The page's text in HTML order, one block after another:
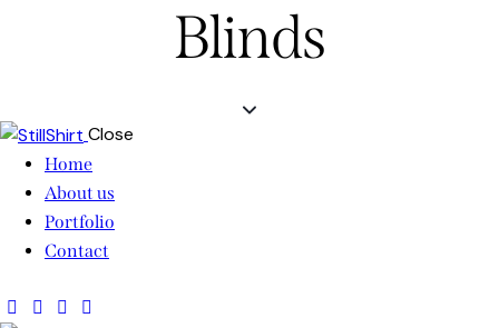
Blinds
Close
Home
About us
Portfolio
Contact